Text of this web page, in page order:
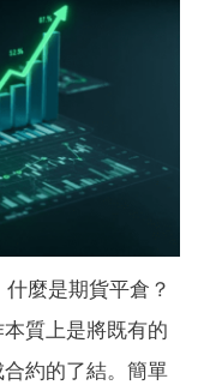
麼是期貨平倉？
質上是將既有的
約的了結。簡單